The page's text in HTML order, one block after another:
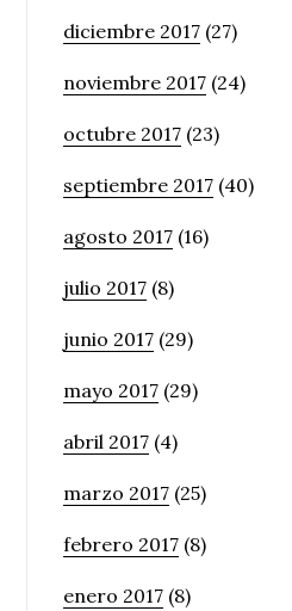
diciembre 2017 (27)
noviembre 2017 (24)
octubre 2017 (23)
septiembre 2017 (40)
agosto 2017 (16)
julio 2017 (8)
junio 2017 (29)
mayo 2017 (29)
abril 2017 (4)
marzo 2017 (25)
febrero 2017 (8)
enero 2017 (8)